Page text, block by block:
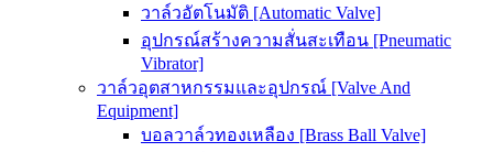
วาล์วอัตโนมัติ [Automatic Valve]
อุปกรณ์สร้างความสั่นสะเทือน [Pneumatic
Vibrator]
วาล์วอุตสาหกรรมและอุปกรณ์ [Valve And
Equipment]
บอลวาล์วทองเหลือง [Brass Ball Valve]